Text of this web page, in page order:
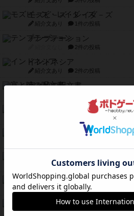
モズビ－ズ・レイダ－ズ
紹介文あり 1件の投稿
テンプテーション
2件の投稿
インドネシア
紹介文あり 2件の投稿
宵と暁の呪文書
リスボン・トラム 28
紹介文なし 1件の投稿
スペクタキュラー
紹介文なし 1件の投稿
スモールワールド
紹介文あり 13件の投稿